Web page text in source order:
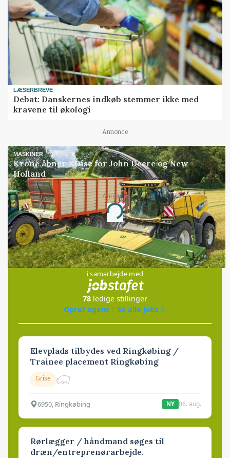
LÆSERBREVE
Debat: Danskernes indkøb stemmer ikke med
kravene til økologi
Annonce
MASKINER
Krone åbner XDisc for John Deere og New
Holland
Annonce
Loading...
Jobs
i samarbejde med
78 ledige stillinger
Opret agent
Se alle jobs
Elevplads tilbydes ved Ringkøbing /
Trainee placement Ringkøbing
Grise
6950, Ringkøbing NY 06. aug.
Rørlægger / håndmand søges til
dræn/entreprenørarbejde.